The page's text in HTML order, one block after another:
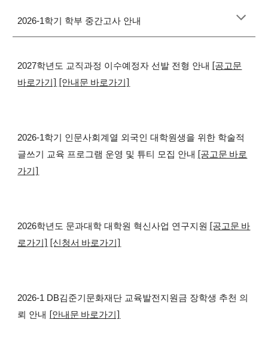
2026-1학기 학부 중간고사 안내
2027학년도 교직과정 이수예정자 선발 전형 안내 [공고문
바로가기] [안내문 바로가기]
2026-1학기 인문사회계열 외국인 대학원생을 위한 학술적
글쓰기 교육 프로그램 운영 및 튜티 모집 안내 [공고문 바로
가기]
2026학년도 문과대학 대학원 혁신사업 연구지원 [공고문 바
로가기] [신청서 바로가기]
2026-1 DB김준기문화재단 교육발전지원금 장학생 추천 의
뢰 안내
[안내문 바로가기]